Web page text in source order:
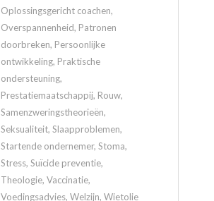
Oplossingsgericht coachen,
Overspannenheid, Patronen
doorbreken, Persoonlijke
ontwikkeling, Praktische
ondersteuning,
Prestatiemaatschappij, Rouw,
Samenzweringstheorieën,
Seksualiteit, Slaapproblemen,
Startende ondernemer, Stoma,
Stress, Suïcide preventie,
Theologie, Vaccinatie,
Voedingsadvies, Welzijn, Wietolie